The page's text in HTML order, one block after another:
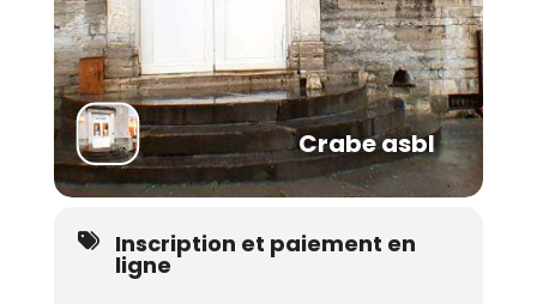
Crabe asbl
Inscription et paiement en
ligne